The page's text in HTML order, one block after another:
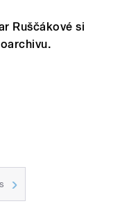
Ruščákové si